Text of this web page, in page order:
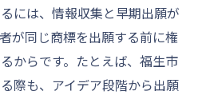
には、情報収集と早期出願が
が同じ商標を出願する前に権
からです。たとえば、福生市
際も、アイデア段階から出願